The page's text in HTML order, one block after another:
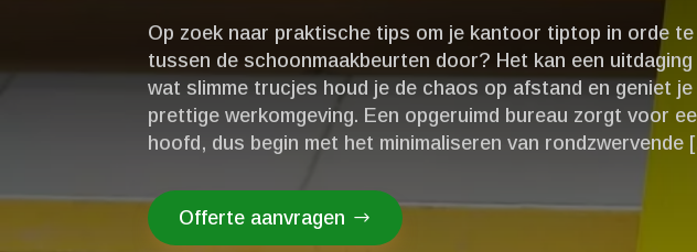
Op zoek naar praktische tips om je kantoor tiptop in orde te
tussen de schoonmaakbeurten door? Het kan een uitdaging
wat slimme trucjes houd je de chaos op afstand en geniet je
prettige werkomgeving.​ Een opgeruimd bureau zorgt voor
hoofd, dus begin met het minimaliseren van rondzwervende
Offerte aanvragen